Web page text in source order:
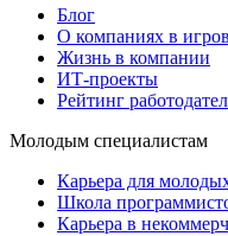
Блог
О компаниях в
Жизнь в компании
ИТ-проекты
Рейтинг
Молодым специалистам
Карьера для
Школа
Карьера в